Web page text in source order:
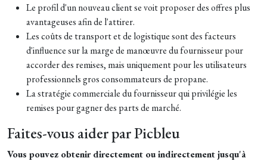
Le profil d'un nouveau client se voit proposer des offres plus
avantageuses afin de l'attirer.
Les coûts de transport et de logistique sont des facteurs
d'influence sur la marge de manœuvre du fournisseur pour
accorder des remises, mais uniquement pour les utilisateurs
professionnels gros consommateurs de propane.
La stratégie commerciale du fournisseur qui privilégie les
remises pour gagner des parts de marché.
Faites-vous aider par Picbleu
Vous pouvez obtenir directement ou indirectement jusqu'à